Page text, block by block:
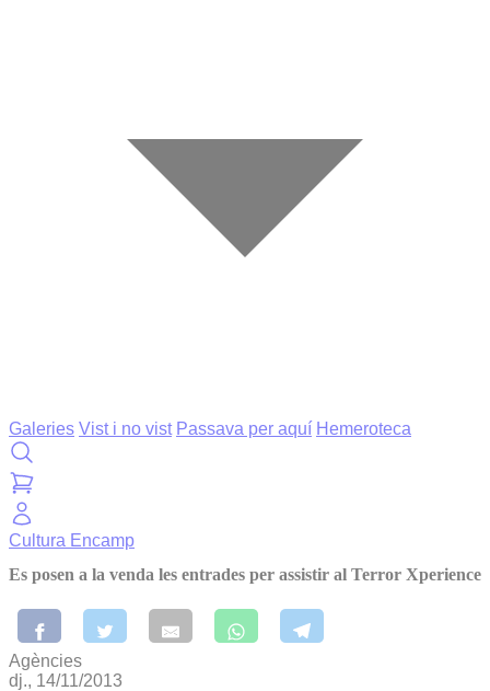
Galeries Vist i no vist Passava per aquí Hemeroteca
Cultura Encamp
Es posen a la venda les entrades per assistir al Terror Xperience
Agències
dj., 14/11/2013